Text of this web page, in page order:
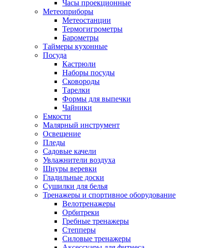
Часы проекционные
Метеоприборы
Метеостанции
Термогигрометры
Барометры
Таймеры кухонные
Посуда
Кастрюли
Наборы посуды
Сковороды
Тарелки
Формы для выпечки
Чайники
Емкости
Малярный инструмент
Освещение
Пледы
Садовые качели
Увлажнители воздуха
Шнуры веревки
Гладильные доски
Сушилки для белья
Тренажеры и спортивное оборудование
Велотренажеры
Орбитреки
Гребные тренажеры
Степперы
Силовые тренажеры